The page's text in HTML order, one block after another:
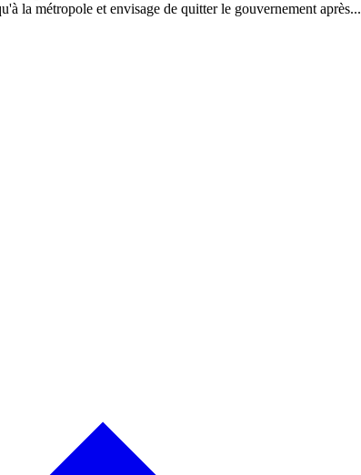
la métropole et envisage de quitter le gouvernement après...